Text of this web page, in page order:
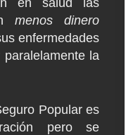
menos dinero
enfermedades
la
Popular es
pero se